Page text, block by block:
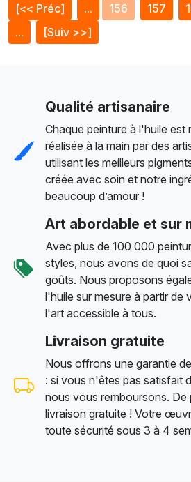
[<< Préc]
... 156 157
...
[Suiv >>]
Qualité artisanaire
Chaque peinture à l'huile est
réalisée à la main par des
utilisant les meilleurs
créée avec soin et notre
beaucoup d’amour !
Art abordable et sur
Avec plus de 100 000
styles, nous avons de quoi
goûts. Nous proposons
l'huile sur mesure à partir de
l'art accessible à tous.
Livraison gratuite
Nous offrons une garantie
: si vous n'êtes pas satisfait
nous vous remboursons. De
livraison gratuite ! Votre
toute sécurité sous 3 à 4